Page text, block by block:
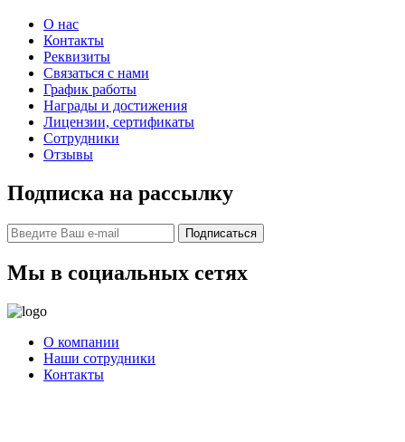
О нас
Контакты
Реквизиты
Связаться с нами
График работы
Награды и достижения
Лицензии, сертификаты
Сотрудники
Отзывы
Подписка на рассылку
Подписаться
Мы в социальных сетях
О компании
Наши сотрудники
Контакты